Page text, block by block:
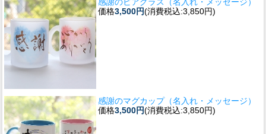
価格3,500円(消費税込:3,850円)
感謝のマグカップ（名入れ・メッセージ）
価格3,500円(消費税込:3,850円)